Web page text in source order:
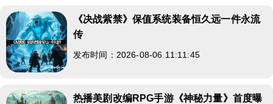
《决战紫禁》保值系统装备恒久远一件永流
传
发布时间：2026-08-06 11:11:45
热播美剧改编RPG手游《神秘力量》首度曝